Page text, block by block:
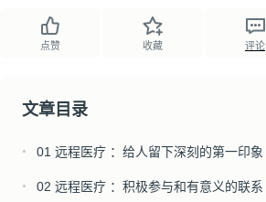
点赞 收藏 评论
文章目录
● 01 远程医疗 ：给人留下深刻的第一印象
● 02 远程医疗 ：积极参与和有意义的联系